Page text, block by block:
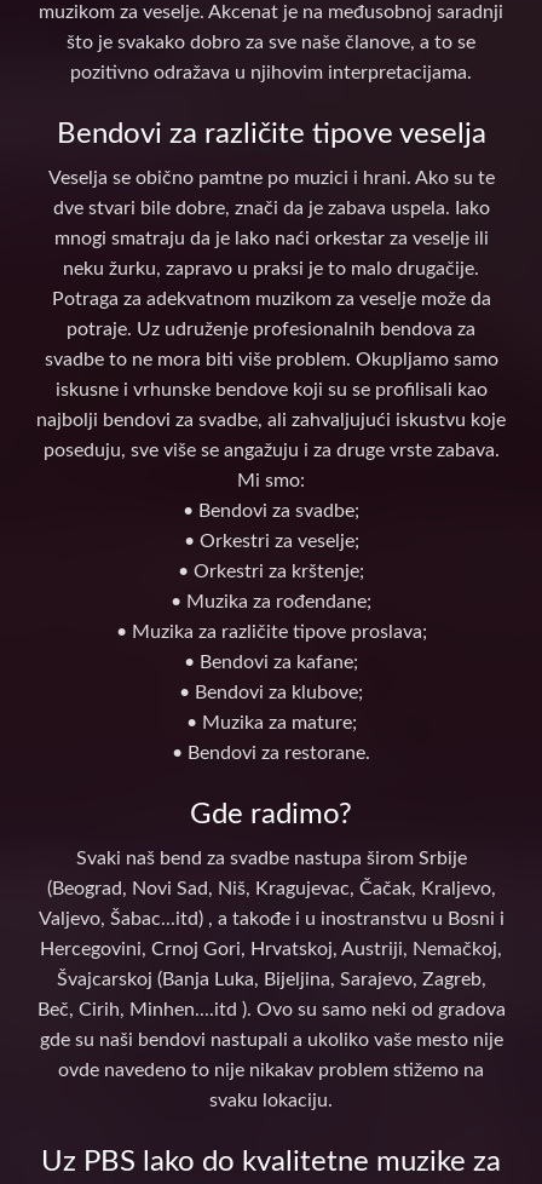
muzikom za veselje. Akcenat je na međusobnoj saradnji
što je svakako dobro za sve naše članove, a to se
pozitivno odražava u njihovim interpretacijama.
Bendovi za različite tipove veselja
Veselja se obično pamtne po muzici i hrani. Ako su te
dve stvari bile dobre, znači da je zabava uspela. Iako
mnogi smatraju da je lako naći orkestar za veselje ili
neku žurku, zapravo u praksi je to malo drugačije.
Potraga za adekvatnom muzikom za veselje može da
potraje. Uz udruženje profesionalnih bendova za
svadbe to ne mora biti više problem. Okupljamo samo
iskusne i vrhunske bendove koji su se profilisali kao
najbolji bendovi za svadbe, ali zahvaljujući iskustvu koje
poseduju, sve više se angažuju i za druge vrste zabava.
Mi smo:
• Bendovi za svadbe;
• Orkestri za veselje;
• Orkestri za krštenje;
• Muzika za rođendane;
• Muzika za različite tipove proslava;
• Bendovi za kafane;
• Bendovi za klubove;
• Muzika za mature;
• Bendovi za restorane.
Gde radimo?
Svaki naš bend za svadbe nastupa širom Srbije
(Beograd, Novi Sad, Niš, Kragujevac, Čačak, Kraljevo,
Valjevo, Šabac...itd) , a takođe i u inostranstvu u Bosni i
Hercegovini, Crnoj Gori, Hrvatskoj, Austriji, Nemačkoj,
Švajcarskoj (Banja Luka, Bijeljina, Sarajevo, Zagreb,
Beč, Cirih, Minhen....itd ). Ovo su samo neki od gradova
gde su naši bendovi nastupali a ukoliko vaše mesto nije
ovde navedeno to nije nikakav problem stižemo na
svaku lokaciju.
Uz PBS lako do kvalitetne muzike za